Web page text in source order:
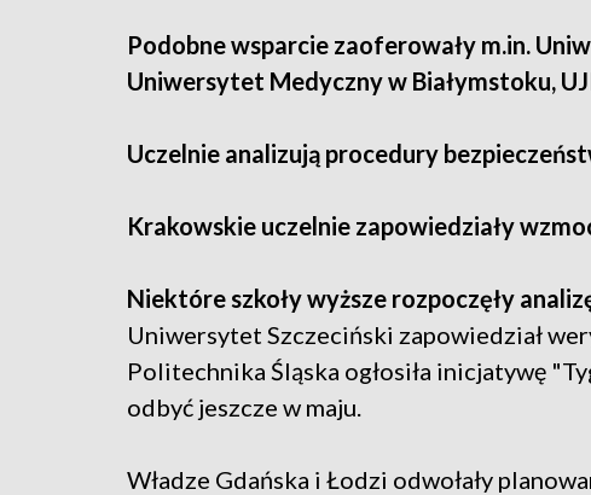
Podobne wsparcie zaoferowały m.in.
Uniwersytet Medyczny w Białymstoku,
Uczelnie analizują procedury
Krakowskie uczelnie zapowiedziały
Niektóre szkoły wyższe rozpoczęły
Uniwersytet Szczeciński zapowiedział
Politechnika Śląska ogłosiła inicjatywę
odbyć jeszcze w maju.
Władze Gdańska i Łodzi odwołały